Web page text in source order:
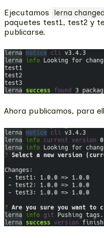
Ejecutamos lerna
paquetes test1, test2 y
publicarse.
Ahora publicamos, para